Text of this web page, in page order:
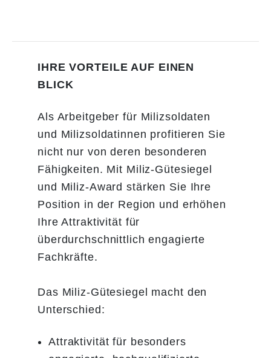
IHRE VORTEILE AUF EINEN
BLICK
Als Arbeitgeber für Milizsoldaten
und Milizsoldatinnen profitieren Sie
nicht nur von deren besonderen
Fähigkeiten. Mit Miliz-Gütesiegel
und Miliz-Award stärken Sie Ihre
Position in der Region und erhöhen
Ihre Attraktivität für
überdurchschnittlich engagierte
Fachkräfte.
Das Miliz-Gütesiegel macht den
Unterschied:
Attraktivität für besonders